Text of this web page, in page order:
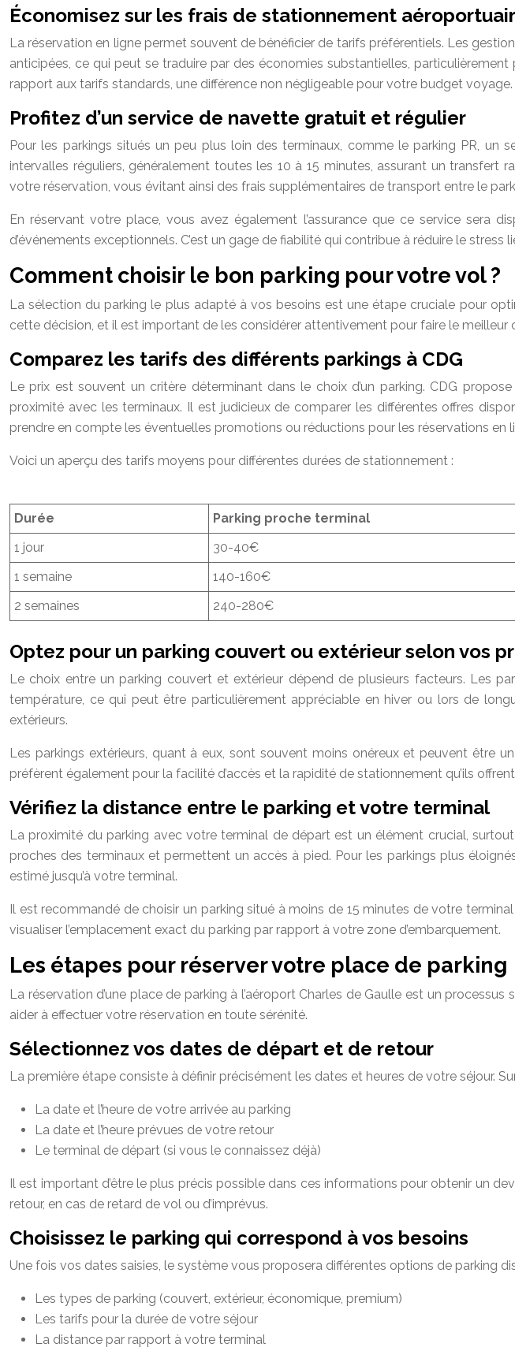
Économisez sur les frais de stationnement
La réservation en ligne permet souvent de bénéficier de tarifs préférentiels. Les
anticipées, ce qui peut se traduire par des économies substantielles,
rapport aux tarifs standards, une différence non négligeable pour votre budget voyage.
Profitez d’un service de navette gratuit et régulier
Pour les parkings situés un peu plus loin des terminaux, comme le parking PR,
intervalles réguliers, généralement toutes les 10 à 15 minutes, assurant un
votre réservation, vous évitant ainsi des frais supplémentaires de transport entre le
En réservant votre place, vous avez également l’assurance que ce service sera
d’événements exceptionnels. C’est un gage de fiabilité qui contribue à réduire le stress
Comment choisir le bon parking pour votre vol ?
La sélection du parking le plus adapté à vos besoins est une étape cruciale pour
cette décision, et il est important de les considérer attentivement pour faire le meilleur
Comparez les tarifs des différents parkings à CDG
Le prix est souvent un critère déterminant dans le choix d’un parking. CDG
proximité avec les terminaux. Il est judicieux de comparer les différentes offres
prendre en compte les éventuelles promotions ou réductions pour les réservations en
Voici un aperçu des tarifs moyens pour différentes durées de stationnement :
Durée Parking proche terminal
1 jour
30-40€
1 semaine
140-160€
2 semaines
240-280€
Optez pour un parking couvert ou extérieur selon vos
Le choix entre un parking couvert et extérieur dépend de plusieurs facteurs. Les
température, ce qui peut être particulièrement appréciable en hiver ou lors de
extérieurs.
Les parkings extérieurs, quant à eux, sont souvent moins onéreux et peuvent être
préfèrent également pour la facilité d’accès et la rapidité de stationnement qu’ils
Vérifiez la distance entre le parking et votre terminal
La proximité du parking avec votre terminal de départ est un élément crucial,
proches des terminaux et permettent un accès à pied. Pour les parkings plus
estimé jusqu’à votre terminal.
Il est recommandé de choisir un parking situé à moins de 15 minutes de votre
visualiser l’emplacement exact du parking par rapport à votre zone d’embarquement.
Les étapes pour réserver votre place de parking
La réservation d’une place de parking à l’aéroport Charles de Gaulle est un
aider à effectuer votre réservation en toute sérénité.
Sélectionnez vos dates de départ et de retour
La première étape consiste à définir précisément les dates et heures de votre séjour.
La date et l’heure de votre arrivée au parking
La date et l’heure prévues de votre retour
Le terminal de départ (si vous le connaissez déjà)
Il est important d’être le plus précis possible dans ces informations pour obtenir un
retour, en cas de retard de vol ou d’imprévus.
Choisissez le parking qui correspond à vos besoins
Une fois vos dates saisies, le système vous proposera différentes options de parking
Les types de parking (couvert, extérieur, économique, premium)
Les tarifs pour la durée de votre séjour
La distance par rapport à votre terminal